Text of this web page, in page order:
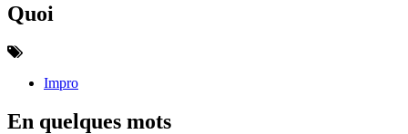
Quoi
Impro
En quelques mots